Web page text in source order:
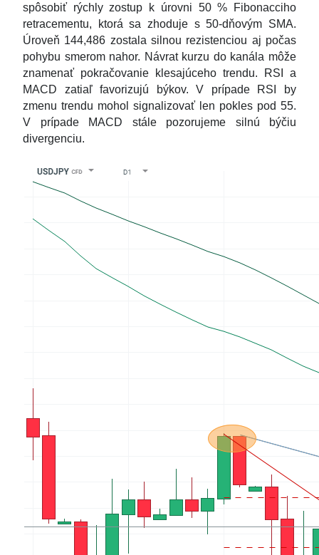
spôsobiť rýchly zostup k úrovni 50 % Fibonacciho
retracementu, ktorá sa zhoduje s 50-dňovým SMA.
Úroveň 144,486 zostala silnou rezistenciou aj počas
pohybu smerom nahor. Návrat kurzu do kanála môže
znamenať pokračovanie klesajúceho trendu. RSI a
MACD zatiaľ favorizujú býkov. V prípade RSI by
zmenu trendu mohol signalizovať len pokles pod 55.
V prípade MACD stále pozorujeme silnú býčiu
divergenciu.